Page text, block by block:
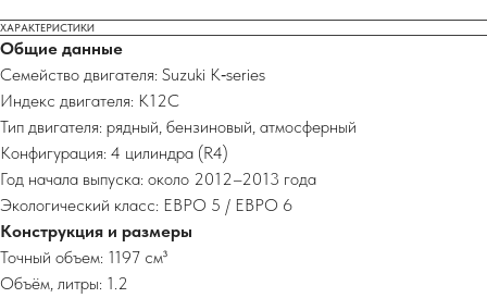
ХАРАКТЕРИСТИКИ
Общие данные
Семейство двигателя: Suzuki K‑series
Индекс двигателя: K12C
Тип двигателя: рядный, бензиновый, атмосферный
Конфигурация: 4 цилиндра (R4)
Год начала выпуска: около 2012–2013 года
Экологический класс: ЕВРО 5 / ЕВРО 6
Конструкция и размеры
Точный объем: 1197 см³
Объём, литры: 1.2